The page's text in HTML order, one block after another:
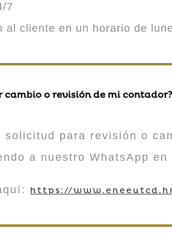
7
al cliente en un horario de
cambio o revisión de mi contador?
solicitud para revisión o
a nuestro WhatsApp en
https://